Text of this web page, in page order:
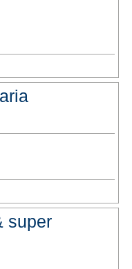
super